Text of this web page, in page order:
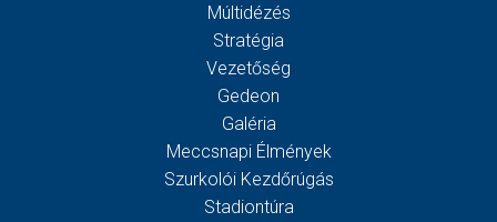
Múltidézés
Stratégia
Vezetőség
Gedeon
Galéria
Meccsnapi Élmények
Szurkolói Kezdőrúgás
Stadiontúra